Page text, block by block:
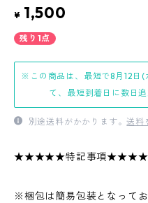
¥ 1,500
残り1点
※この商品は、最短で8月12日(
て、最短到着日に数日
別途送料がかかります。送料
★★★★★特記事項
※梱包は簡易包装となってお